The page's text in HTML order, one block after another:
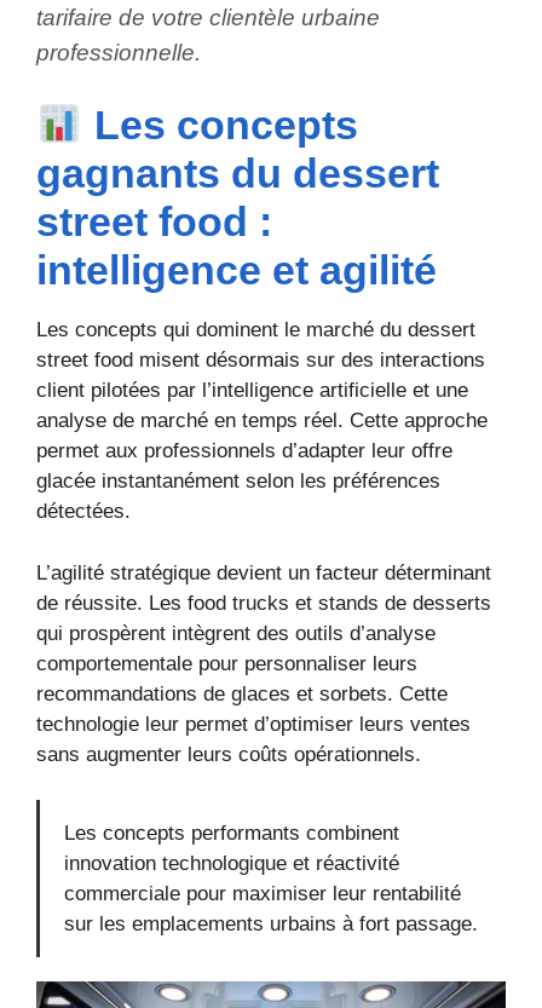
tarifaire de votre clientèle urbaine
professionnelle.
Les concepts
gagnants du dessert
street food :
intelligence et agilité
Les concepts qui dominent le marché du dessert
street food misent désormais sur des interactions
client pilotées par l’intelligence artificielle et une
analyse de marché en temps réel. Cette approche
permet aux professionnels d’adapter leur offre
glacée instantanément selon les préférences
détectées.
L’agilité stratégique devient un facteur déterminant
de réussite. Les food trucks et stands de desserts
qui prospèrent intègrent des outils d’analyse
comportementale pour personnaliser leurs
recommandations de glaces et sorbets. Cette
technologie leur permet d’optimiser leurs ventes
sans augmenter leurs coûts opérationnels.
Les concepts performants combinent
innovation technologique et réactivité
commerciale pour maximiser leur rentabilité
sur les emplacements urbains à fort passage.